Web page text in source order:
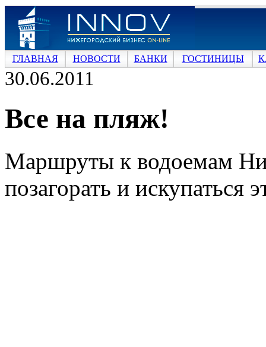
ГЛАВНАЯ НОВОСТИ БАНКИ ГОСТИНИЦЫ
30.06.2011
Все на пляж!
Маршруты к водоемам
позагорать и искупаться